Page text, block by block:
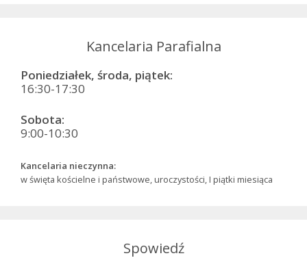
Kancelaria Parafialna
Poniedziałek, środa, piątek:
16:30-17:30
Sobota:
9:00-10:30
Kancelaria nieczynna:
w święta kościelne i państwowe, uroczystości, I piątki miesiąca
Spowiedź